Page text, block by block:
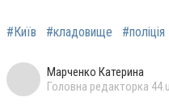
#Київ #кладовище #поліція
Марченко Катерина
Головна редакторка